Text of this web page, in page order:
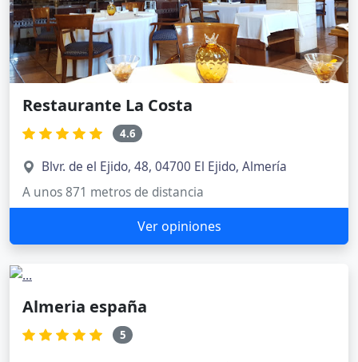
Restaurante La Costa
4.6
Blvr. de el Ejido, 48, 04700 El Ejido, Almería
A unos 871 metros de distancia
Ver opiniones
Almeria españa
5